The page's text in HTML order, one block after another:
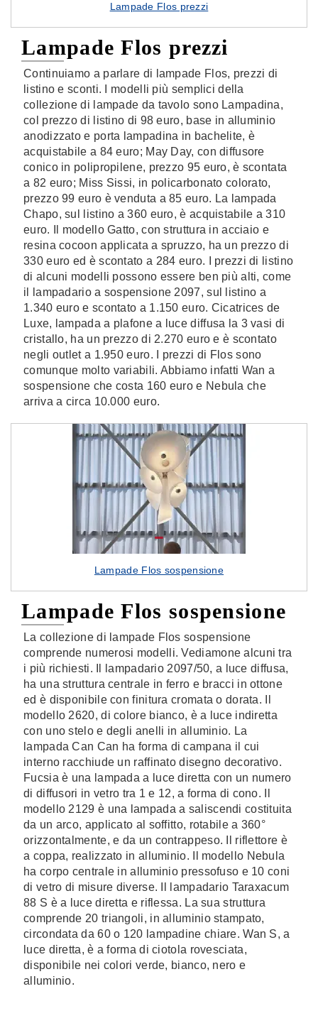
Lampade Flos prezzi
Lampade Flos prezzi
Continuiamo a parlare di lampade Flos, prezzi di
listino e sconti. I modelli più semplici della
collezione di lampade da tavolo sono Lampadina,
col prezzo di listino di 98 euro, base in alluminio
anodizzato e porta lampadina in bachelite, è
acquistabile a 84 euro; May Day, con diffusore
conico in polipropilene, prezzo 95 euro, è scontata
a 82 euro; Miss Sissi, in policarbonato colorato,
prezzo 99 euro è venduta a 85 euro. La lampada
Chapo, sul listino a 360 euro, è acquistabile a 310
euro. Il modello Gatto, con struttura in acciaio e
resina cocoon applicata a spruzzo, ha un prezzo di
330 euro ed è scontato a 284 euro. I prezzi di listino
di alcuni modelli possono essere ben più alti, come
il lampadario a sospensione 2097, sul listino a
1.340 euro e scontato a 1.150 euro. Cicatrices de
Luxe, lampada a plafone a luce diffusa la 3 vasi di
cristallo, ha un prezzo di 2.270 euro e è scontato
negli outlet a 1.950 euro. I prezzi di Flos sono
comunque molto variabili. Abbiamo infatti Wan a
sospensione che costa 160 euro e Nebula che
arriva a circa 10.000 euro.
Lampade Flos sospensione
Lampade Flos sospensione
La collezione di lampade Flos sospensione
comprende numerosi modelli. Vediamone alcuni tra
i più richiesti. Il lampadario 2097/50, a luce diffusa,
ha una struttura centrale in ferro e bracci in ottone
ed è disponibile con finitura cromata o dorata. Il
modello 2620, di colore bianco, è a luce indiretta
con uno stelo e degli anelli in alluminio. La
lampada Can Can ha forma di campana il cui
interno racchiude un raffinato disegno decorativo.
Fucsia è una lampada a luce diretta con un numero
di diffusori in vetro tra 1 e 12, a forma di cono. Il
modello 2129 è una lampada a saliscendi costituita
da un arco, applicato al soffitto, rotabile a 360°
orizzontalmente, e da un contrappeso. Il riflettore è
a coppa, realizzato in alluminio. Il modello Nebula
ha corpo centrale in alluminio pressofuso e 10 coni
di vetro di misure diverse. Il lampadario Taraxacum
88 S è a luce diretta e riflessa. La sua struttura
comprende 20 triangoli, in alluminio stampato,
circondata da 60 o 120 lampadine chiare. Wan S, a
luce diretta, è a forma di ciotola rovesciata,
disponibile nei colori verde, bianco, nero e
alluminio.